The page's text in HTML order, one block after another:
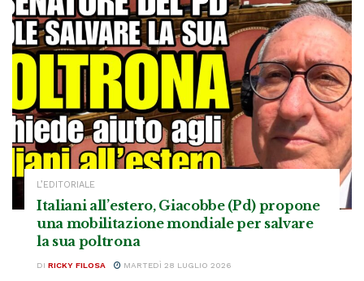
L’EDITORIALE
Italiani all’estero, Giacobbe (Pd) propone
una mobilitazione mondiale per salvare
la sua poltrona
DI RICKY FILOSA MARTEDÌ 28 LUGLIO 2026